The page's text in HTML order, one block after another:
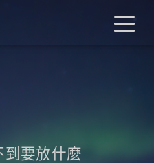
到要放什麼